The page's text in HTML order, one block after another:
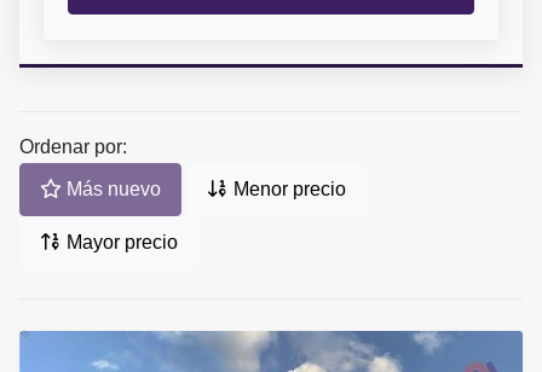
Ordenar por:
Más nuevo Menor precio
Mayor precio